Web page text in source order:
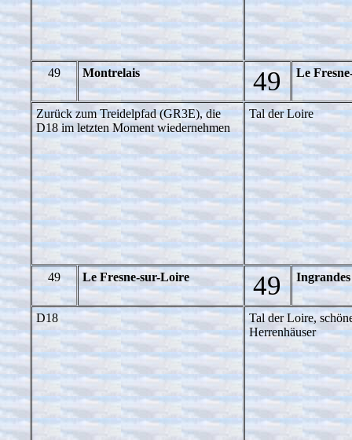
49 Montrelais 49 Le
Zurück zum Treidelpfad (GR3E), die
D18 im letzten Moment wiedernehmen
Tal der Loire
49 Le Fresne-sur-Loire 49 Ingrandes
D18
Tal der Loire,
Herrenhäuser